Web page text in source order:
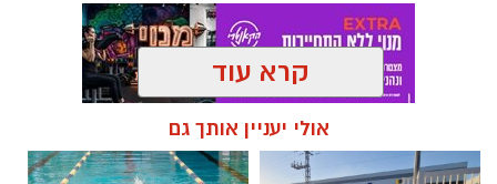
נוריה בן ארצי
קרא עוד
אולי יעניין אותך גם